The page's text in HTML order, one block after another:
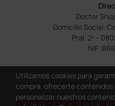
Doctor
Domicilio Social:
Pral. 2ª –
NIF:
Utilizamos cookies para
compra, ofrecerte contenidos
personalizar nuestros